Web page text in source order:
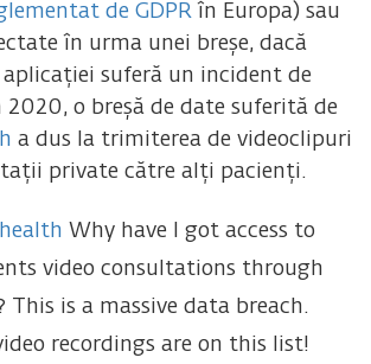
de GDPR în Europa) sau
în urma unei breșe, dacă
suferă un incident de
2020, o breșă de date suferită de
a dus la trimiterea de videoclipuri
private către alți pacienți.
Why have I got access to
video consultations through
This is a massive data breach.
recordings are on this list!